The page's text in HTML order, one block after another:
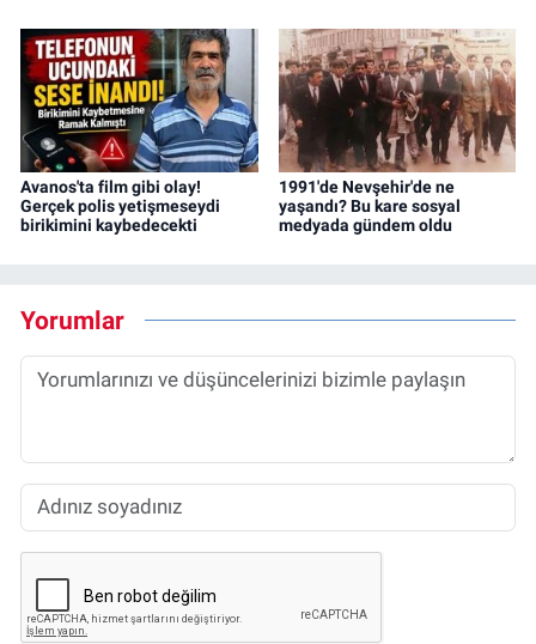
Avanos'ta film gibi olay!
Gerçek polis yetişmeseydi
birikimini kaybedecekti
1991'de Nevşehir'de ne
yaşandı? Bu kare sosyal
medyada gündem oldu
Yorumlar